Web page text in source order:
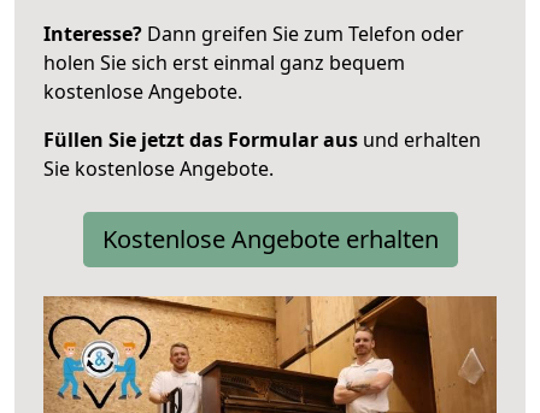
Interesse? Dann greifen Sie zum Telefon oder
holen Sie sich erst einmal ganz bequem
kostenlose Angebote.
Füllen Sie jetzt das Formular aus und erhalten
Sie kostenlose Angebote.
Kostenlose Angebote erhalten